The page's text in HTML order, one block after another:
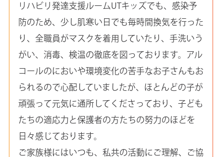
リハビリ発達支援ルームUTキッズでも、感染予
防のため、少し肌寒い日でも毎時間換気を行った
り、全職員がマスクを着用していたり、手洗いう
がい、消毒、検温の徹底を図っております。アル
コールのにおいや環境変化の苦手なお子さんもお
られるので心配していましたが、ほとんどの子が
頑張って元気に通所してくださっており、子ども
たちの適応力と保護者の方たちの努力のほどを
日々感じております。
ご家族様にはいつも、私共の活動にご理解、ご協